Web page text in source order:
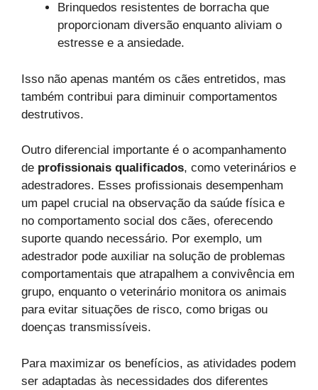
Brinquedos resistentes de borracha que
proporcionam diversão enquanto aliviam o
estresse e a ansiedade.
Isso não apenas mantém os cães entretidos, mas
também contribui para diminuir comportamentos
destrutivos.
Outro diferencial importante é o acompanhamento
de profissionais qualificados, como veterinários e
adestradores. Esses profissionais desempenham
um papel crucial na observação da saúde física e
no comportamento social dos cães, oferecendo
suporte quando necessário. Por exemplo, um
adestrador pode auxiliar na solução de problemas
comportamentais que atrapalhem a convivência em
grupo, enquanto o veterinário monitora os animais
para evitar situações de risco, como brigas ou
doenças transmissíveis.
Para maximizar os benefícios, as atividades podem
ser adaptadas às necessidades dos diferentes